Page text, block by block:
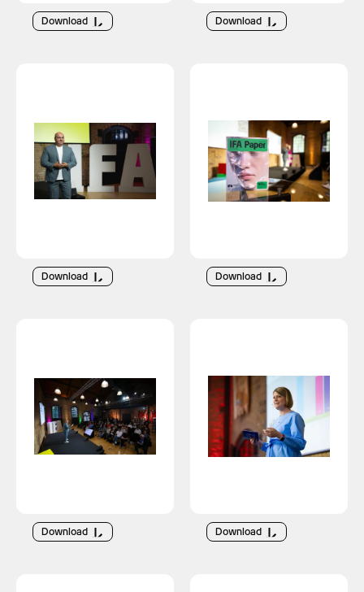
Download Download
Download Download
Download Download